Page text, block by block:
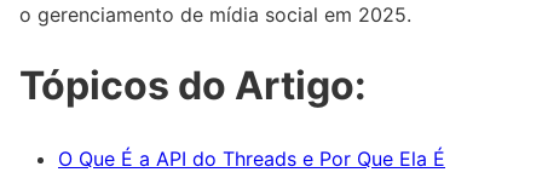
o gerenciamento de mídia social em 2025.
Tópicos do Artigo:
O Que É a API do Threads e Por Que Ela É